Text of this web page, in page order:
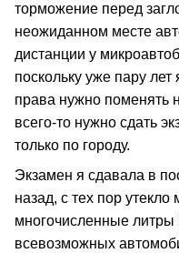
торможение перед
неожиданном месте
дистанции у
поскольку уже пару
права нужно поменять
всего-то нужно сдать
только по городу.
Экзамен я сдавала в
назад, с тех пор
многочисленные литры
всевозможных